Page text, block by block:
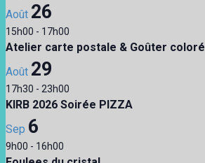
Août 26
15h00 - 17h00
Atelier carte postale & Goûter coloré
Août 29
17h30 - 23h00
KIRB 2026 Soirée PIZZA
Sep 6
9h00 - 16h00